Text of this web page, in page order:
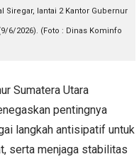
Siregar, lantai 2 Kantor Gubernur
6/2026). (Foto : Dinas Kominfo
Sumatera Utara
pentingnya
langkah antisipatif untuk
serta menjaga stabilitas